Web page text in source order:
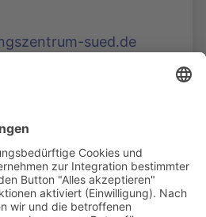
sued.de
Informationen.
für Medien, Bildung
und überall